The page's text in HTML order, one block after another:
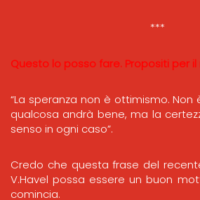
***
Questo lo posso fare. Propositi per
“La speranza non è ottimismo. Non
qualcosa andrà bene, ma la
senso in ogni caso”.
Credo che questa frase del
V.Havel possa essere un buon
comincia.